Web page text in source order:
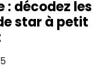
décodez les
star à petit